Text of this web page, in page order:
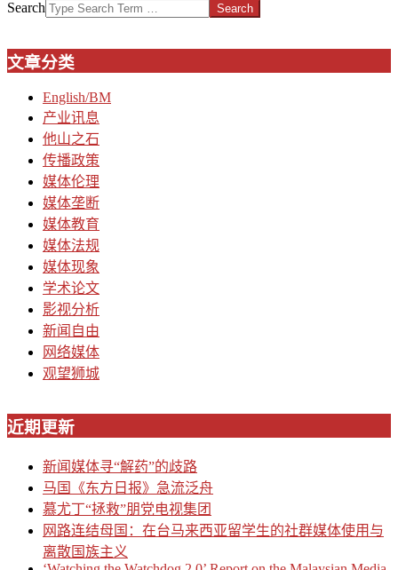
Search
文章分类
English/BM
产业讯息
他山之石
传播政策
媒体伦理
媒体垄断
媒体教育
媒体法规
媒体现象
学术论文
影视分析
新闻自由
网络媒体
观望狮城
近期更新
新闻媒体寻“解药”的歧路
马国《东方日报》急流泛舟
慕尤丁“拯救”朋党电视集团
网路连结母国：在台马来西亚留学生的社群媒体使用与
离散国族主义